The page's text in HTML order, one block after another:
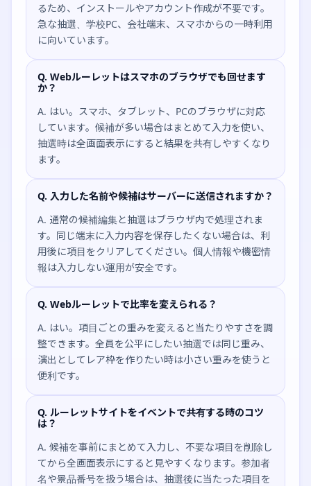
るため、インストールやアカウント作成が不要です。
急な抽選、学校PC、会社端末、スマホからの一時利用
に向いています。
Q. Webルーレットはスマホのブラウザでも回せます
か？
A. はい。スマホ、タブレット、PCのブラウザに対応
しています。候補が多い場合はまとめて入力を使い、
抽選時は全画面表示にすると結果を共有しやすくなり
ます。
Q. 入力した名前や候補はサーバーに送信されますか？
A. 通常の候補編集と抽選はブラウザ内で処理されま
す。同じ端末に入力内容を保存したくない場合は、利
用後に項目をクリアしてください。個人情報や機密情
報は入力しない運用が安全です。
Q. Webルーレットで比率を変えられる？
A. はい。項目ごとの重みを変えると当たりやすさを調
整できます。全員を公平にしたい抽選では同じ重み、
演出としてレア枠を作りたい時は小さい重みを使うと
便利です。
Q. ルーレットサイトをイベントで共有する時のコツ
は？
A. 候補を事前にまとめて入力し、不要な項目を削除し
てから全画面表示にすると見やすくなります。参加者
名や景品番号を扱う場合は、抽選後に当たった項目を